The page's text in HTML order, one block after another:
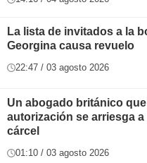
La lista de invitados a la
Georgina causa revuelo
22:47 / 03 agosto 2026
Un abogado británico
autorización se arriesga
cárcel
01:10 / 03 agosto 2026